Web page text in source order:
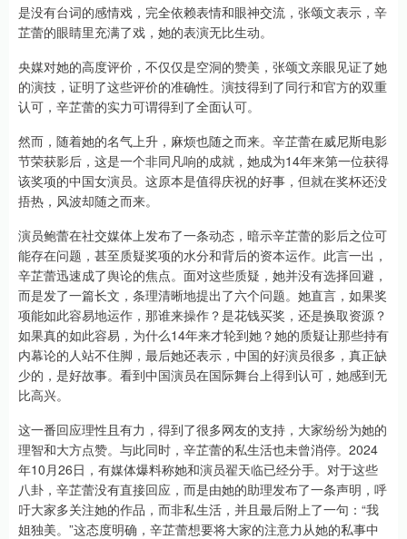
是没有台词的感情戏，完全依赖表情和眼神交流，张颂文表示，辛
芷蕾的眼睛里充满了戏，她的表演无比生动。
央媒对她的高度评价，不仅仅是空洞的赞美，张颂文亲眼见证了她
的演技，证明了这些评价的准确性。演技得到了同行和官方的双重
认可，辛芷蕾的实力可谓得到了全面认可。
然而，随着她的名气上升，麻烦也随之而来。辛芷蕾在威尼斯电影
节荣获影后，这是一个非同凡响的成就，她成为14年来第一位获得
该奖项的中国女演员。这原本是值得庆祝的好事，但就在奖杯还没
捂热，风波却随之而来。
演员鲍蕾在社交媒体上发布了一条动态，暗示辛芷蕾的影后之位可
能存在问题，甚至质疑奖项的水分和背后的资本运作。此言一出，
辛芷蕾迅速成了舆论的焦点。面对这些质疑，她并没有选择回避，
而是发了一篇长文，条理清晰地提出了六个问题。她直言，如果奖
项能如此容易地运作，那谁来操作？是花钱买奖，还是换取资源？
如果真的如此容易，为什么14年来才轮到她？她的质疑让那些持有
内幕论的人站不住脚，最后她还表示，中国的好演员很多，真正缺
少的，是好故事。看到中国演员在国际舞台上得到认可，她感到无
比高兴。
这一番回应理性且有力，得到了很多网友的支持，大家纷纷为她的
理智和大方点赞。与此同时，辛芷蕾的私生活也未曾消停。2024
年10月26日，有媒体爆料称她和演员翟天临已经分手。对于这些
八卦，辛芷蕾没有直接回应，而是由她的助理发布了一条声明，呼
吁大家多关注她的作品，而非私生活，并且最后附上了一句：“我
姐独美。”这态度明确，辛芷蕾想要将大家的注意力从她的私事中